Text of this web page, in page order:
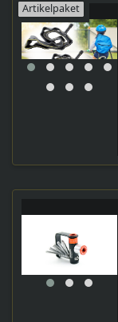
Artikelpaket